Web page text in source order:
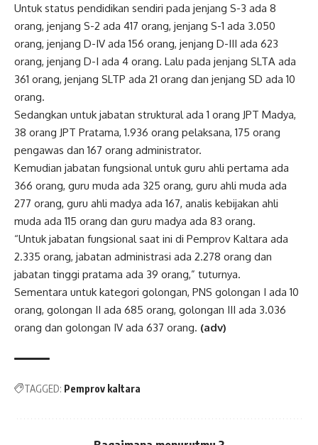
Untuk status pendidikan sendiri pada jenjang S-3 ada 8
orang, jenjang S-2 ada 417 orang, jenjang S-1 ada 3.050
orang, jenjang D-IV ada 156 orang, jenjang D-III ada 623
orang, jenjang D-I ada 4 orang. Lalu pada jenjang SLTA ada
361 orang, jenjang SLTP ada 21 orang dan jenjang SD ada 10
orang.
Sedangkan untuk jabatan struktural ada 1 orang JPT Madya,
38 orang JPT Pratama, 1.936 orang pelaksana, 175 orang
pengawas dan 167 orang administrator.
Kemudian jabatan fungsional untuk guru ahli pertama ada
366 orang, guru muda ada 325 orang, guru ahli muda ada
277 orang, guru ahli madya ada 167, analis kebijakan ahli
muda ada 115 orang dan guru madya ada 83 orang.
“Untuk jabatan fungsional saat ini di Pemprov Kaltara ada
2.335 orang, jabatan administrasi ada 2.278 orang dan
jabatan tinggi pratama ada 39 orang,” tuturnya.
Sementara untuk kategori golongan, PNS golongan I ada 10
orang, golongan II ada 685 orang, golongan III ada 3.036
orang dan golongan IV ada 637 orang. (adv)
TAGGED: Pemprov kaltara